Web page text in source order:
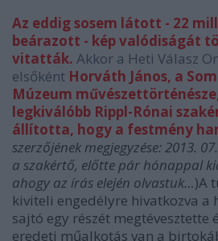
Az eddig sosem látott - 22
beárazott - kép valódiságát
vitatták. Akkor a Heti Válasz
elsőként Horváth János, a
Múzeum
legkiválóbb Rippl-Rónai
állította, hogy a festmény
szerzőjének megjegyzése: 2013.
a szakértő, előtte pár hónappal
ahogy az írás elején olvastuk…)A
kiviteli engedélyre hivatkozva a
sajtó egy részét megtévesztette
eredeti műalkotás van a